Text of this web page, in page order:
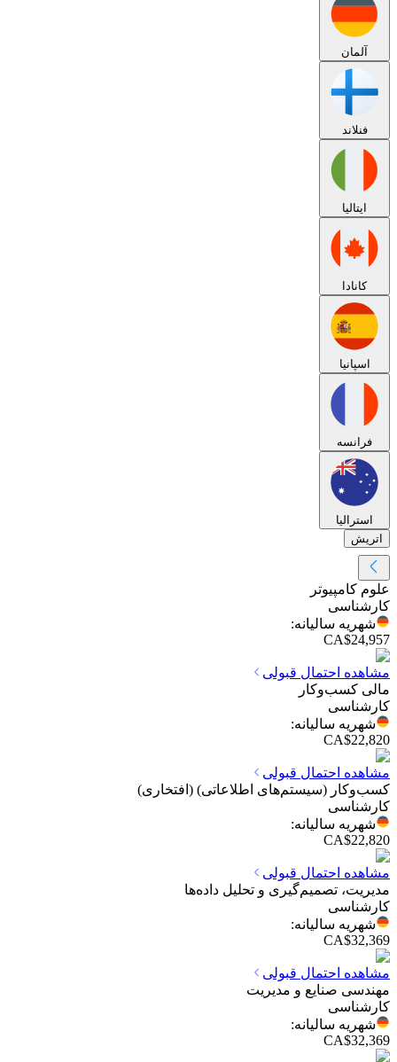
آلمان
فنلاند
ایتالیا
کانادا
اسپانیا
فرانسه
استرالیا
اتریش
علوم کامپیوتر
کارشناسی
شهریه سالیانه:
CA$24,957
مشاهده احتمال قبولی
مالی کسب‌وکار
کارشناسی
شهریه سالیانه:
CA$22,820
مشاهده احتمال قبولی
کسب‌وکار (سیستم‌های اطلاعاتی) (افتخاری)
کارشناسی
شهریه سالیانه:
CA$22,820
مشاهده احتمال قبولی
مدیریت، تصمیم‌گیری و تحلیل داده‌ها
کارشناسی
شهریه سالیانه:
CA$32,369
مشاهده احتمال قبولی
مهندسی صنایع و مدیریت
کارشناسی
شهریه سالیانه:
CA$32,369